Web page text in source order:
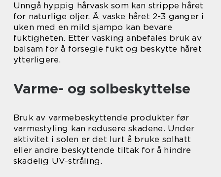
Unngå hyppig hårvask som kan strippe håret
for naturlige oljer. Å vaske håret 2-3 ganger i
uken med en mild sjampo kan bevare
fuktigheten. Etter vasking anbefales bruk av
balsam for å forsegle fukt og beskytte håret
ytterligere.
Varme- og solbeskyttelse
Bruk av varmebeskyttende produkter før
varmestyling kan redusere skadene. Under
aktivitet i solen er det lurt å bruke solhatt
eller andre beskyttende tiltak for å hindre
skadelig UV-stråling.